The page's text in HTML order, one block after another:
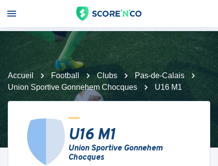
Accueil Football Clubs
Pas-de-Calais
Union Sportive Gonnehem Chocques
U16 M1
U16 M1
Union Sportive Gonnehem
Chocques